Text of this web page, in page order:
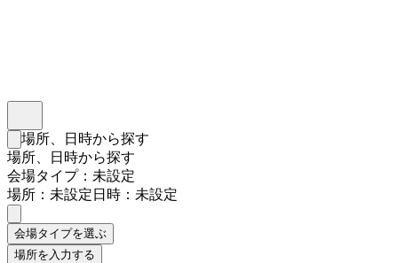
検索フォームを閉じる
場所、日時から探す
場所、日時から探す
会場タイプ：未設定
場所：未設定日時：未設定
会場タイプを選ぶ
場所を入力する